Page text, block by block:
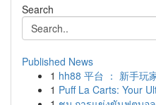
Search
Published News
1 hh88 平台 ： 新手玩
1 Puff La Carts: Your